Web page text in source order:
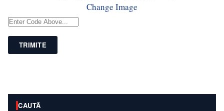
Change Image
TRIMITE
CAUTĂ